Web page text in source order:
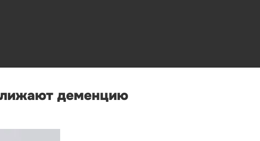
деменцию